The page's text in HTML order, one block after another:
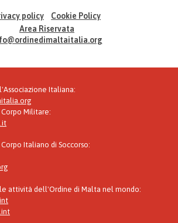
policy
Cookie Policy
Area Riservata
Italiana:
Militare:
Italiano di Soccorso:
attività dell'Ordine di Malta nel mondo: